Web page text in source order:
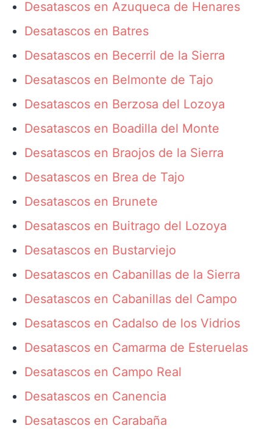
Desatascos en Azuqueca de Henares
Desatascos en Batres
Desatascos en Becerril de la Sierra
Desatascos en Belmonte de Tajo
Desatascos en Berzosa del Lozoya
Desatascos en Boadilla del Monte
Desatascos en Braojos de la Sierra
Desatascos en Brea de Tajo
Desatascos en Brunete
Desatascos en Buitrago del Lozoya
Desatascos en Bustarviejo
Desatascos en Cabanillas de la Sierra
Desatascos en Cabanillas del Campo
Desatascos en Cadalso de los Vidrios
Desatascos en Camarma de Esteruelas
Desatascos en Campo Real
Desatascos en Canencia
Desatascos en Carabaña